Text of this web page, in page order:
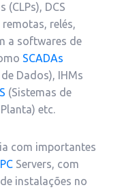
DCS
relés,
a softwares de
SCADAs
Dados), IHMs
(Sistemas de
etc.
com importantes
Servers, com
instalações no